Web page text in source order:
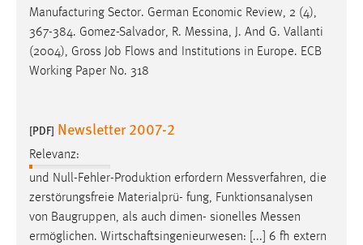
Manufacturing Sector. German Economic Review, 2 (4),
367-384. Gomez-Salvador, R. Messina, J. And G. Vallanti
(2004), Gross Job Flows and Institutions in Europe. ECB
Working Paper No. 318
[PDF] Newsletter 2007-2
Relevanz:
und Null-Fehler-Produktion erfordern Messverfahren, die
zerstörungsfreie Materialprü- fung, Funktionsanalysen
von Baugruppen, als auch dimen- sionelles Messen
ermöglichen. Wirtschaftsingenieurwesen: [...] 6 fh extern